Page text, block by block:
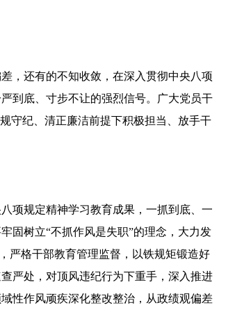
，还有的不知收敛，在深入贯彻中央八项
到底、寸步不让的强烈信号。广大党员干
守纪、清正廉洁前提下积极担当、放手干
项规定精神学习教育成果，一抓到底、一
固树立“不抓作风是失职”的理念，大力发
严格干部教育管理监督，以铁规矩锻造好
严处，对顶风违纪行为下重手，深入推进
性作风顽疾深化整改整治，从政绩观偏差